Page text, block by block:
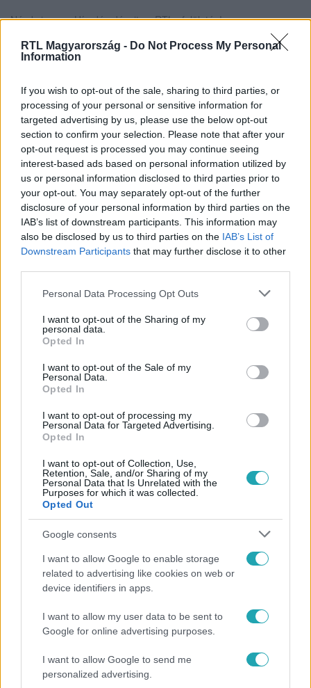
RTL Magyarország - Do Not Process My Personal
Information
If you wish to opt-out of the sale, sharing to third parties, or
processing of your personal or sensitive information for
targeted advertising by us, please use the below opt-out
section to confirm your selection. Please note that after your
opt-out request is processed you may continue seeing
interest-based ads based on personal information utilized by
us or personal information disclosed to third parties prior to
your opt-out. You may separately opt-out of the further
disclosure of your personal information by third parties on the
IAB’s list of downstream participants. This information may
also be disclosed by us to third parties on the IAB’s List of
Downstream Participants that may further disclose it to other
Please note that this website/app uses one or more Google
not limited to your visit or usage behaviour. You may click to
grant or deny consent to Google and its third-party tags to
use your data for below specified purposes in below Google
consent section.
Personal Data Processing Opt Outs
I want to opt-out of the Sharing of my
personal data.
Opted In
I want to opt-out of the Sale of my
Personal Data.
Opted In
I want to opt-out of processing my
Personal Data for Targeted Advertising.
Opted In
I want to opt-out of Collection, Use,
Retention, Sale, and/or Sharing of my
Personal Data that Is Unrelated with the
Purposes for which it was collected.
Opted Out
Google consents
I want to allow Google to enable storage
related to advertising like cookies on web or
device identifiers in apps.
I want to allow my user data to be sent to
Google for online advertising purposes.
I want to allow Google to send me
personalized advertising.
Nézd vissza a Híradó adásait az RTL+ felületén!
legyen a Google-találatokban!
Kövess minket, és értesülj a friss hírekről a
Facebookon is!
HÍRADÓ #RENDŐRI TÚLKAPÁS #RTL
Népszerű